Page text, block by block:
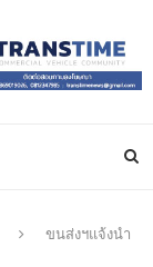
ขนส่งฯแจ้งนำ